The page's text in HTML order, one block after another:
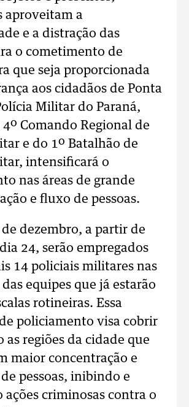
aproveitam a
e a distração das
o cometimento de
que seja proporcionada
aos cidadãos de Ponta
Militar do Paraná,
Comando Regional de
e do 1º Batalhão de
intensificará o
nas áreas de grande
e fluxo de pessoas.
de dezembro, a partir de
24, serão empregados
14 policiais militares nas
equipes que já estarão
rotineiras. Essa
policiamento visa cobrir
as regiões da cidade que
maior concentração e
pessoas, inibindo e
criminosas contra o